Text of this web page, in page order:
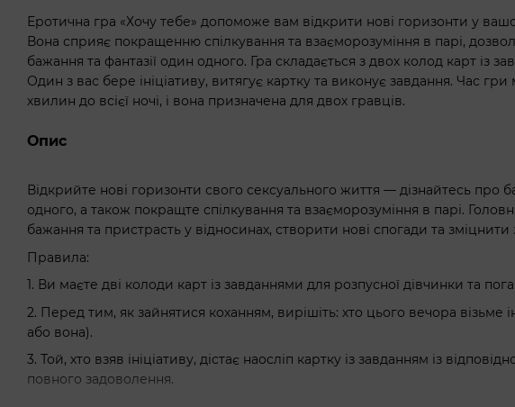
Еротична гра «Хочу тебе» допоможе вам відкрити нові горизонти у
Вона сприяє покращенню спілкування та взаєморозуміння в парі,
бажання та фантазії один одного. Гра складається з двох колод карт із
Один з вас бере ініціативу, витягує картку та виконує завдання. Час
хвилин до всієї ночі, і вона призначена для двох гравців.
Опис
Відкрийте нові горизонти свого сексуального життя — дізнайтесь про
одного, а також покращте спілкування та взаєморозуміння в парі.
бажання та пристрасть у відносинах, створити нові спогади та
Правила:
1. Ви маєте дві колоди карт із завданнями для розпусної дівчинки та
2. Перед тим, як зайнятися коханням, вирішіть: хто цього вечора візьме
або вона).
3. Той, хто взяв ініціативу, дістає наосліп картку із завданням із
повного задоволення.